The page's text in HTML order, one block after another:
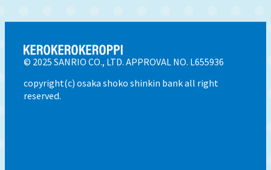
口座開設・口座登録について
© 2025 SANRIO CO., LTD. APPROVAL NO. L655936
copyright(c) osaka shoko shinkin bank all right
reserved.